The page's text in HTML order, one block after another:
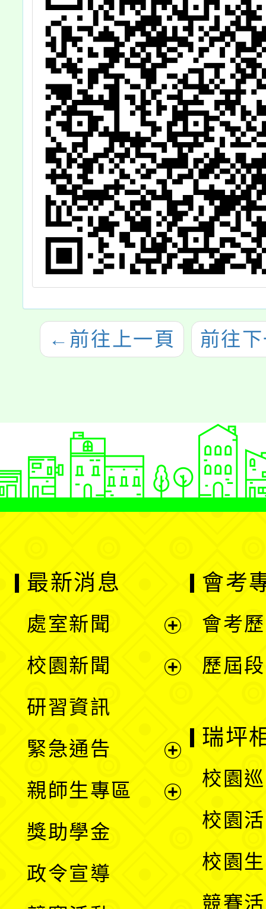
動，請查照。
← 前往上一頁 前往
最新消息
處室新聞
單
校園新聞
選
單
研習資訊
緊急通告
親師生專區
獎助學金
政令宣導
會考
會考
歷屆
瑞坪
校園
校園
校園
競賽